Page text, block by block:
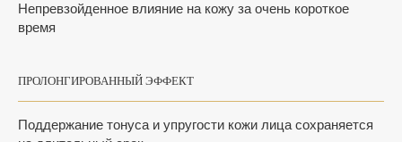
Непревзойденное влияние на кожу за очень короткое
время
ПРОЛОНГИРОВАННЫЙ ЭФФЕКТ
Поддержание тонуса и упругости кожи лица сохраняется